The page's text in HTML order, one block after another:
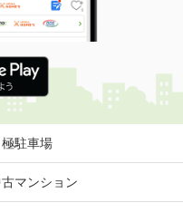
極駐車場
マンション